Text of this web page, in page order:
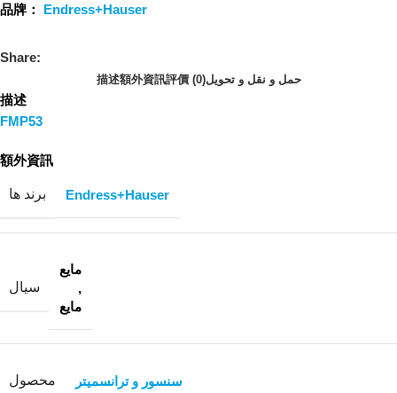
品牌： Endress+Hauser
Share:
描述額外資訊評價 (0)حمل و نقل و تحویل
描述
FMP53
額外資訊
برند ها Endress+Hauser
سیال
مایع
,
مایع
محصول سنسور و ترانسمیتر